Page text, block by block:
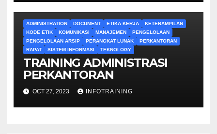
ADMINISTRATION DOCUMENT ETIKA KERJA
KETERAMPILAN
KODE ETIK
KOMUNIKASI MANAJEMEN
PENGELOLAAN
PENGELOLAAN ARSIP
PERANGKAT LUNAK
PERKANTORAN
RAPAT
SISTEM INFORMASI TEKNOLOGY
TRAINING ADMINISTRASI
PERKANTORAN
OCT 27, 2023 INFOTRAINING